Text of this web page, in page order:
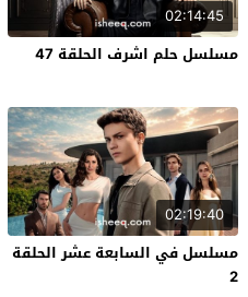
02:14:45
مسلسل حلم اشرف الحلقة 47
02:19:40
مسلسل في السابعة عشر الحلقة
2